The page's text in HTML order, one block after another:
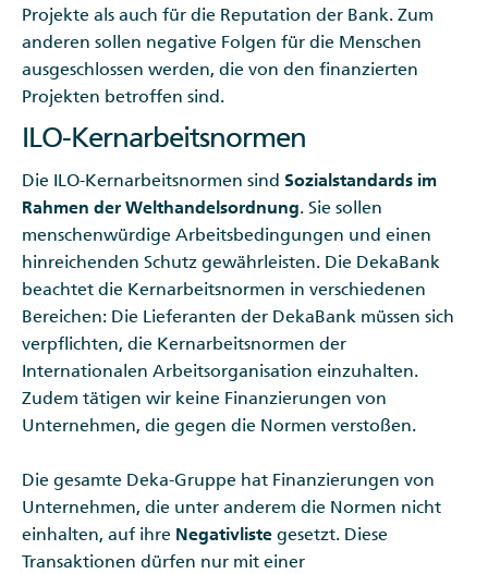
Projekte als auch für die Reputation der Bank. Zum
anderen sollen negative Folgen für die Menschen
ausgeschlossen werden, die von den finanzierten
Projekten betroffen sind.
ILO-Kernarbeitsnormen
Die ILO-Kernarbeitsnormen sind Sozialstandards im
Rahmen der Welthandelsordnung. Sie sollen
menschenwürdige Arbeitsbedingungen und einen
hinreichenden Schutz gewährleisten. Die DekaBank
beachtet die Kernarbeitsnormen in verschiedenen
Bereichen: Die Lieferanten der DekaBank müssen sich
verpflichten, die Kernarbeitsnormen der
Internationalen Arbeitsorganisation einzuhalten.
Zudem tätigen wir keine Finanzierungen von
Unternehmen, die gegen die Normen verstoßen.
Die gesamte Deka-Gruppe hat Finanzierungen von
Unternehmen, die unter anderem die Normen nicht
einhalten, auf ihre Negativliste gesetzt. Diese
Transaktionen dürfen nur mit einer